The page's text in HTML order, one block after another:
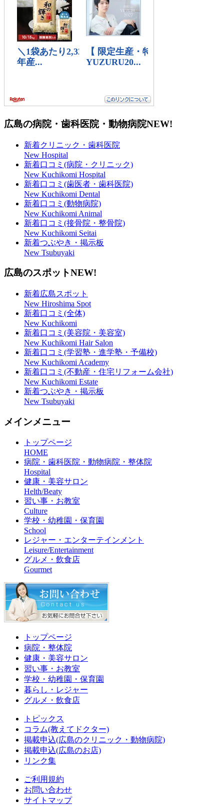
広島の病院・歯科医院・動物病院NEW!
新着クリニック・歯科医院
New Hospital
新着口コミ(病院・クリニック)
New Kuchikomi Hospital
新着口コミ(歯医者・歯科医院)
New Kuchikomi Dental
新着口コミ(動物病院)
New Kuchikomi Animal
新着口コミ(接骨院・整骨院)
New Kuchikomi Seitai
新着つぶやき・掲示板
New Tsubuyaki
広島のスポットNEW!
新着広島スポット
New Hiroshima Spot
新着口コミ(全体)
New Kuchikomi
新着口コミ(美容院・美容室)
New Kuchikomi Hair Salon
新着口コミ(学習塾・進学塾・予備校)
New Kuchikomi Academy
新着口コミ(不動産・住宅リフォーム会社)
New Kuchikomi Estate
新着つぶやき・掲示板
New Tsubuyaki
メインメニュー
トップページ
HOME
病院・歯科医院・動物病院・整体院
Hospital
健康・美容サロン
Helth/Beaty
習い事・お教室
Culture
学校・幼稚園・保育園
School
レジャー・エンターテインメント
Leisure/Entertainment
グルメ・飲食店
Gourmet
トップページ
病院・整体院
健康・美容サロン
習い事・お教室
学校・幼稚園・保育園
暮らし・レジャー
グルメ・飲食店
トピックス
コラム(教えてドクター)
掲載申込(広島のクリニック・動物病院)
掲載申込(広島のお店)
リンク集
ご利用規約
お問い合わせ
サイトマップ